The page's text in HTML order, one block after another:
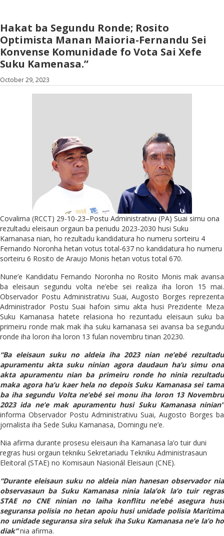
Hakat ba Segundu Ronde; Rosito
Optimista Manan Maioria-Fernandu Sei
Konvense Komunidade fo Vota Sai Xefe
Suku Kamenasa.”
October 29, 2023
Covalima (RCCT) 29-10-23–Postu Administrativu (PA) Suai simu ona
rezultadu eleisaun orgaun ba periudu 2023-2030 husi Suku
Kamanasa nian, ho rezultadu kandidatura ho numeru sorteiru 4
Fernando Noronha hetan votus total-637 no kandidatura ho numeru
sorteiru 6 Rosito de Araujo Monis hetan votus total 670.
Nune’e Kandidatu Fernando Noronha no Rosito Monis mak avansa
ba eleisaun segundu volta ne’ebe sei realiza iha loron 15 mai.
Observador Postu Administrativu Suai, Augosto Borges reprezenta
Administrador Postu Suai hafoin simu akta husi Prezidente Meza
Suku Kamanasa hatete relasiona ho rezuntadu eleisaun suku ba
primeiru ronde mak mak iha suku kamanasa sei avansa ba segundu
ronde iha loron iha loron 13 fulan novembru tinan 20230.
“Ba eleisaun suku no aldeia iha 2023 nian ne’ebé rezultadu
apuramentu akta suku ninian agora daudaun ha’u simu ona
akta apuramentu nian ba primeiru ronde ho ninia rezultadu
maka agora ha’u kaer hela no depois Suku Kamanasa sei tama
ba iha segundu Volta ne’ebé sei monu iha loron 13 Novembru
2023 ida ne’e mak apuramentu husi Suku Kamanasa ninian”
informa Observador Postu Administrativu Suai, Augosto Borges ba
jornalista iha Sede Suku Kamanasa, Domingu ne’e.
Nia afirma durante prosesu eleisaun iha Kamanasa la’o tuir duni
regras husi orgaun tekniku Sekretariadu Tekniku Administrasaun
Eleitoral (STAE) no Komisaun Nasionál Eleisaun (CNE).
“Durante eleisaun suku no aldeia nian hanesan observador nia
observasaun ba Suku Kamanasa ninia lala’ok la’o tuir regras
STAE no CNE ninian no laiha konflitu ne’ebé asegura husi
seguransa polisia no hetan apoiu husi unidade polisia Maritima
no unidade seguransa sira seluk iha Suku Kamanasa ne’e la’o ho
diak”nia afirma.